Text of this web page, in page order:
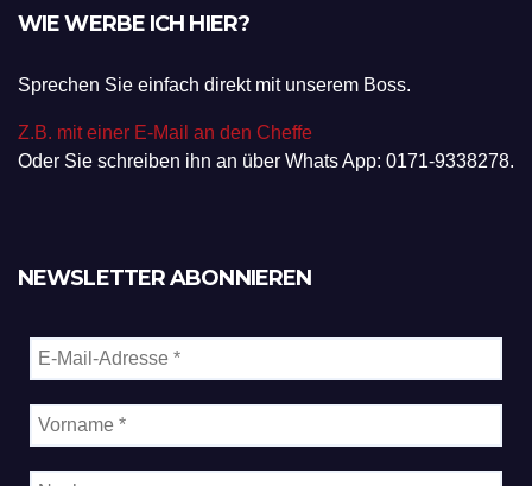
WIE WERBE ICH HIER?
Sprechen Sie einfach direkt mit unserem Boss.
Z.B. mit einer E-Mail an den Cheffe
Oder Sie schreiben ihn an über Whats App: 0171-9338278.
NEWSLETTER ABONNIEREN